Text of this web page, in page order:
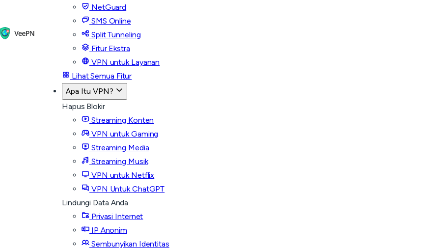
NetGuard
SMS Online
Split Tunneling
Fitur Ekstra
VPN untuk Layanan
Lihat Semua Fitur
Apa Itu VPN?
Hapus Blokir
Streaming Konten
VPN untuk Gaming
Streaming Media
Streaming Musik
VPN untuk Netflix
VPN Untuk ChatGPT
Lindungi Data Anda
Privasi Internet
IP Anonim
Sembunyikan Identitas